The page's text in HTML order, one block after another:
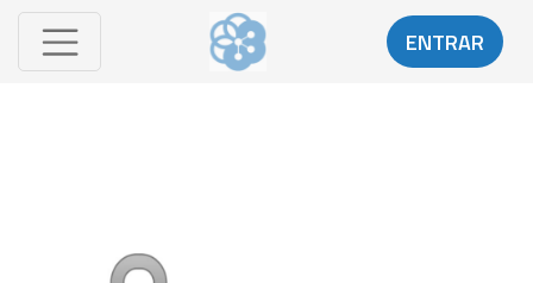
ENTRAR